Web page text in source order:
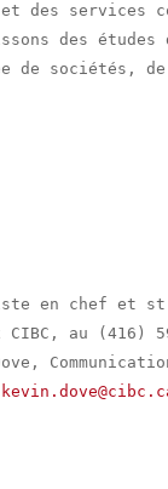
des services
des études
sociétés, de
en chef et